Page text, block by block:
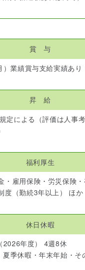
賞 与
業績賞与支給実績あり
昇 給
による（評価は人事
福利厚生
・雇用保険・労災保険
度（勤続3年以上） ほか
休日休暇
2026年度） 4週8休
夏季休暇・年末年始・そ